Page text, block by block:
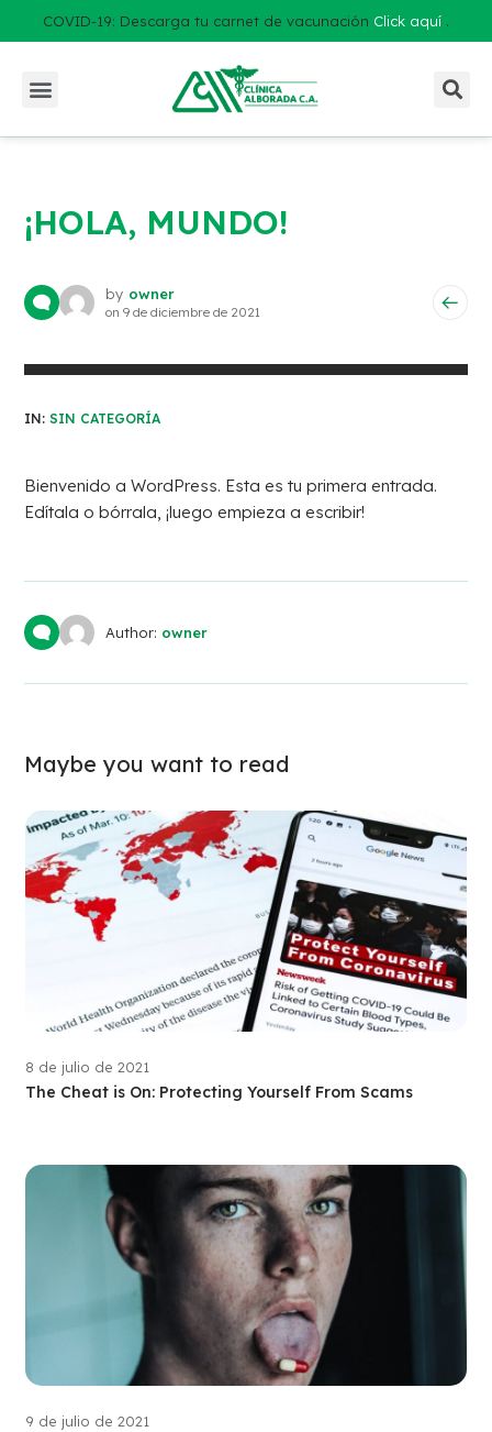
COVID-19: Descarga tu carnet de vacunación Click aquí .
¡HOLA, MUNDO!
by owner
on 9 de diciembre de 2021
IN: SIN CATEGORÍA
Bienvenido a WordPress. Esta es tu primera entrada.
Edítala o bórrala, ¡luego empieza a escribir!
Author: owner
Maybe you want to read
8 de julio de 2021
The Cheat is On: Protecting Yourself From Scams
9 de julio de 2021